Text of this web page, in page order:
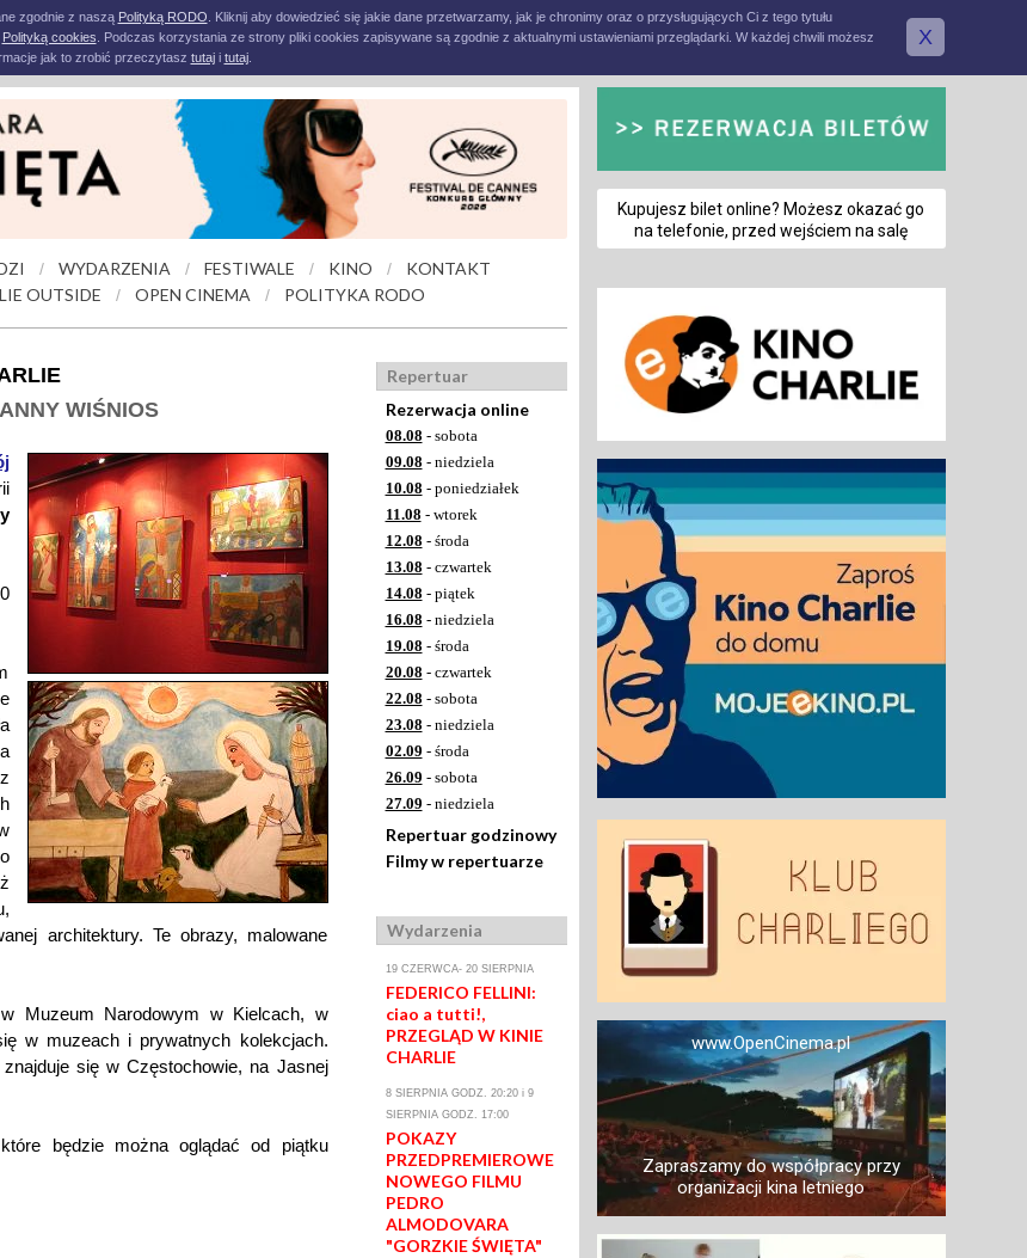
zgodnie z naszą Polityką RODO . Kliknij aby dowiedzieć się jakie dane przetwarzamy, jak je chronimy oraz o przysługujących Ci z tego tytułu
Polityką cookies . Podczas korzystania ze strony pliki cookies zapisywane są zgodnie z aktualnymi ustawieniami przeglądarki. W każdej chwili możesz
jak to zrobić przeczytasz tutaji tutaj.
X
/ WYDARZENIA / FESTIWALE / KINO /
KONTAKT
OUTSIDE / OPEN CINEMA / POLITYKA RODO
WIŚNIOS
architektury. Te obrazy, malowane
Muzeum Narodowym w Kielcach, w
w muzeach i prywatnych kolekcjach.
się w Częstochowie, na Jasnej
będzie można oglądać od piątku
Repertuar
Rezerwacja online
08.08 - sobota
09.08 - niedziela
10.08 - poniedziałek
11.08 - wtorek
12.08 - środa
13.08 - czwartek
14.08 - piątek
16.08 - niedziela
19.08 - środa
20.08 - czwartek
22.08 - sobota
23.08 - niedziela
02.09 - środa
26.09 - sobota
27.09 - niedziela
Repertuar godzinowy
Filmy w repertuarze
Wydarzenia
19 CZERWCA- 20 SIERPNIA
FEDERICO FELLINI:
ciao a tutti!,
PRZEGLĄD W KINIE
CHARLIE
8 SIERPNIA GODZ. 20:20 i 9
SIERPNIA GODZ. 17:00
POKAZY
PRZEDPREMIEROWE
NOWEGO FILMU
PEDRO
ALMODOVARA
"GORZKIE ŚWIĘTA"
Kupujesz bilet online? Możesz okazać go
na telefonie, przed wejściem na salę
www.OpenCinema.pl
Zapraszamy do współpracy przy
organizacji kina letniego